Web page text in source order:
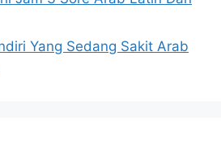
Yang Sedang Sakit Arab